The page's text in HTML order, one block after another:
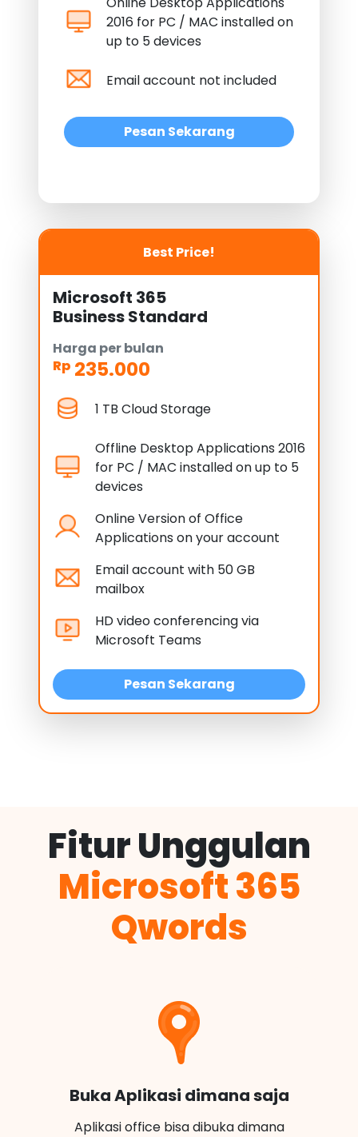
2016 for PC / MAC installed on
up to 5 devices
Email account not included
Pesan Sekarang
Best Price!
Microsoft 365
Business Standard
Harga per bulan
Rp 235.000
1 TB Cloud Storage
Offline Desktop Applications 2016
for PC / MAC installed on up to 5
devices
Online Version of Office
Applications on your account
Email account with 50 GB
mailbox
HD video conferencing via
Microsoft Teams
Pesan Sekarang
Fitur Unggulan
Microsoft 365
Qwords
Buka Aplikasi dimana saja
Aplikasi office bisa dibuka dimana